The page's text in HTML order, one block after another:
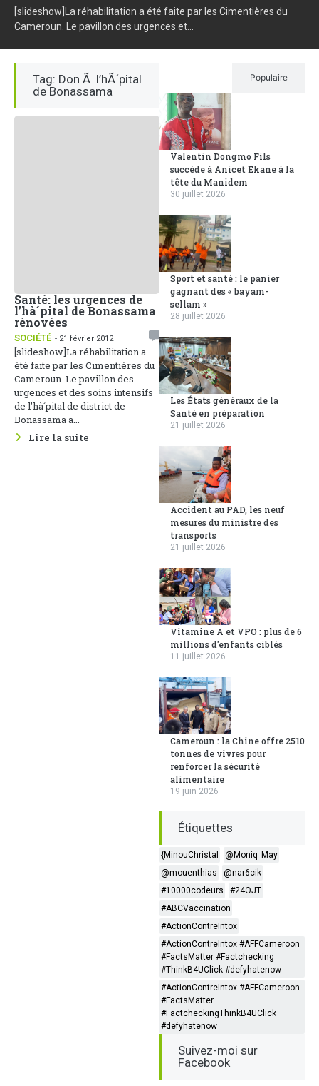
[slideshow]La réhabilitation a été faite par les Cimentières du
Cameroun. Le pavillon des urgences et...
Tag: Don Ã l’hÃ´pital
de Bonassama
Santé: les urgences de
l’hà´pital de Bonassama
rénovées
SOCIÉTÉ - 21 février 2012
[slideshow]La réhabilitation a
été faite par les Cimentières du
Cameroun. Le pavillon des
urgences et des soins intensifs
de l’hà´pital de district de
Bonassama a...
Lire la suite
Populaire
Valentin Dongmo Fils
succède à Anicet Ekane à la
tête du Manidem
30 juillet 2026
Sport et santé : le panier
gagnant des « bayam-
sellam »
28 juillet 2026
Les États généraux de la
Santé en préparation
21 juillet 2026
Accident au PAD, les neuf
mesures du ministre des
transports
21 juillet 2026
Vitamine A et VPO : plus de 6
millions d'enfants ciblés
11 juillet 2026
Cameroun : la Chine offre 2510
tonnes de vivres pour
renforcer la sécurité
alimentaire
19 juin 2026
Étiquettes
{MinouChristal
@Moniq_May
@mouenthias
@nar6cik
#10000codeurs
#24OJT
#ABCVaccination
#ActionContreIntox
#ActionContreIntox #AFFCameroon
#FactsMatter #Factchecking
#ThinkB4UClick #defyhatenow
#ActionContreIntox #AFFCameroon
#FactsMatter
#FactcheckingThinkB4UClick
#defyhatenow
Suivez-moi sur
Facebook